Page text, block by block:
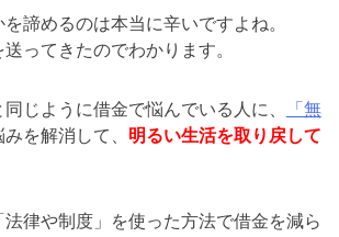
諦めるのは本当に辛いですよね。
ってきたのでわかります。
じように借金で悩んでいる人に、
「無
みを解消して、 明るい生活を取り戻して
法律や制度」を使った方法で借金を減ら